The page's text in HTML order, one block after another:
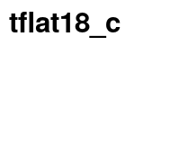
tflat18_c